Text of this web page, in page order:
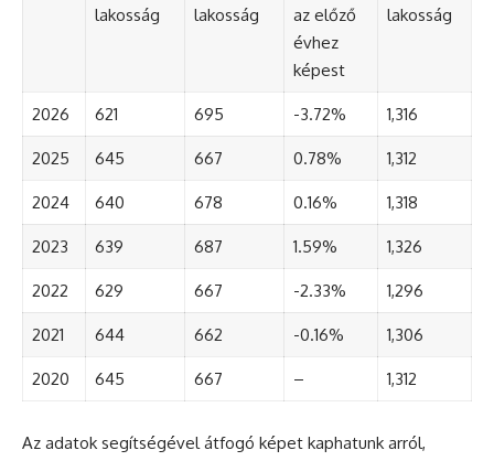
lakosság
lakosság
az előző
évhez
képest
lakosság
2026 621 695 -3.72% 1,316
2025 645 667 0.78% 1,312
2024 640 678 0.16% 1,318
2023 639 687 1.59% 1,326
2022 629 667 -2.33% 1,296
2021 644 662 -0.16% 1,306
2020 645 667 – 1,312
Az adatok segítségével átfogó képet kaphatunk arról,